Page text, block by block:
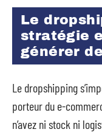
Le
stratégie
générer
Le dropshipping
porteur du e-
n’avez ni stock ni